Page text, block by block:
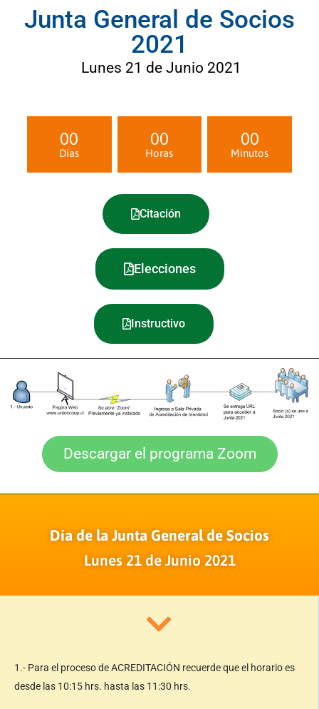
Junta General de Socios
2021
Lunes 21 de Junio 2021
00
Días
00
Horas
00
Minutos
Citación
Elecciones
Instructivo
Descargar el programa Zoom
Día de la Junta General de Socios
Lunes 21 de Junio 2021
1.- Para el proceso de ACREDITACIÓN recuerde que el horario es
desde las 10:15 hrs. hasta las 11:30 hrs.